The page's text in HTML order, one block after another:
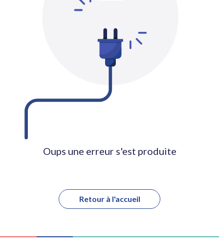
Oups une erreur s'est produite
Retour à l'accueil